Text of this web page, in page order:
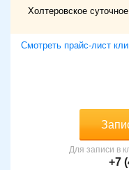
Холтеровское
Смотреть прайс-лист
Для записи в
+7